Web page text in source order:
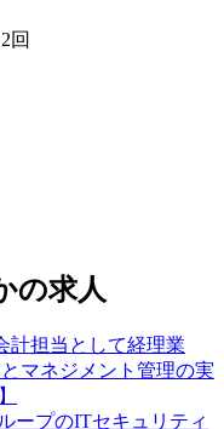
回
の求人
計担当として経理業
マネジメント管理の実
ープのITセキュリティ